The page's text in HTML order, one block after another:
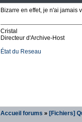
Bizarre en effet, je n'ai jamais
Cristal
Directeur d'Archive-Host
État du Reseau
Accueil forums » [Fichiers]